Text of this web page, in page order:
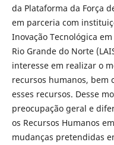
da Plataforma da Força
em parceria com
Inovação Tecnológica
Rio Grande do Norte
interesse em realizar o
recursos humanos, bem
esses recursos. Desse
preocupação geral e
os Recursos Humanos
mudanças pretendidas